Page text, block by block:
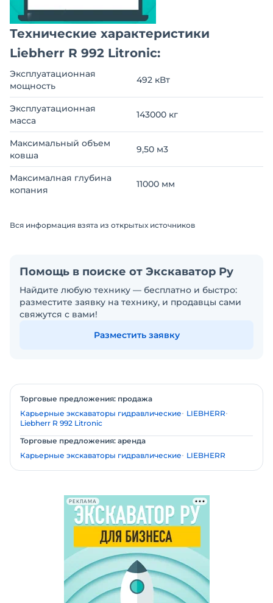
Технические характеристики
Liebherr R 992 Litronic:
Эксплуатационная
мощность
492 кВт
Эксплуатационная
масса
143000 кг
Максимальный объем
ковша
9,50 м3
Максималная глубина
копания
11000 мм
Вся информация взята из открытых источников
Помощь в поиске от Экскаватор Ру
Найдите любую технику — бесплатно и быстро:
разместите заявку на технику, и продавцы сами
свяжутся с вами!
Разместить заявку
Торговые предложения: продажа
Карьерные экскаваторы гидравлические
LIEBHERR
Liebherr R 992 Litronic
Торговые предложения: аренда
Карьерные экскаваторы гидравлические
LIEBHERR
РЕКЛАМА